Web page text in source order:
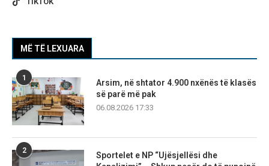
MË TË LEXUARA
1
Arsim, në shtator 4.900 nxënës të klasës
së parë më pak
06.08.2026 17:33
2
Sportelet e NP “Ujësjellësi dhe